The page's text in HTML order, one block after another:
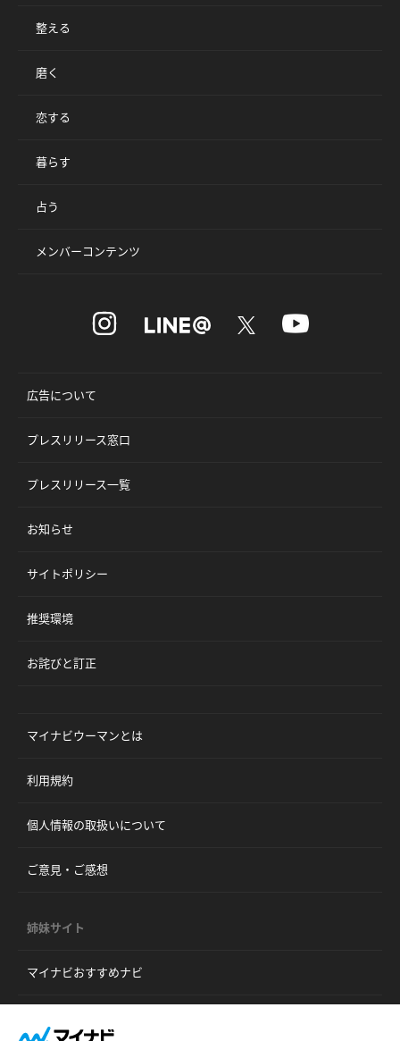
整える
磨く
恋する
暮らす
占う
メンバーコンテンツ
広告について
プレスリリース窓口
プレスリリース一覧
お知らせ
サイトポリシー
推奨環境
お詫びと訂正
マイナビウーマンとは
利用規約
個人情報の取扱いについて
ご意見・ご感想
姉妹サイト
マイナビおすすめナビ